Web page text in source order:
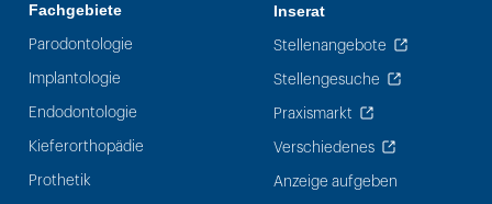
Fachgebiete
Parodontologie
Implantologie
Endodontologie
Kieferorthopädie
Prothetik
Inserat
Stellenangebote
Stellengesuche
Praxismarkt
Verschiedenes
Anzeige aufgeben